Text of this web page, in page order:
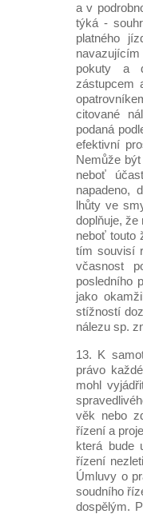
a v
týká -
platného
pokuty a
zástupcem
citované
podaná
efektivní
Nemůže
neboť
napadeno,
lhůty ve
doplňuje, že
neboť touto
tím souvisí
včasnost
posledního
jako
stížností
nálezu sp.
13. K
právo
mohl
věk nebo
řízení a
která bude
řízení
Úmluvy o
soudního
dospělým.